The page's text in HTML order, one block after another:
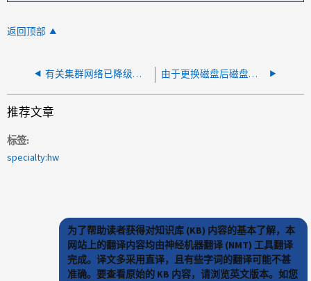
返回顶部
有关集群网络已降级的频繁链路轻拍、请向主发出呼叫 由于更换磁盘后磁盘冗余失败、请致电主页
推荐文章
标签
specialty:hw
为了帮助读者获得对知识库 (KB) 内容的基本了解，本
网站上的翻译内容均由神经机器翻译 (NMT) 工具翻译
完成。译文多采用直译，且有些字词的翻译可能不甚
准确。要查看原始的 KB 内容，请浏览英文版本。如您